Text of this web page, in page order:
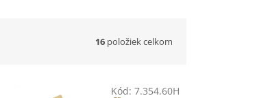
16 položiek celkom
Kód: 7.354.60H